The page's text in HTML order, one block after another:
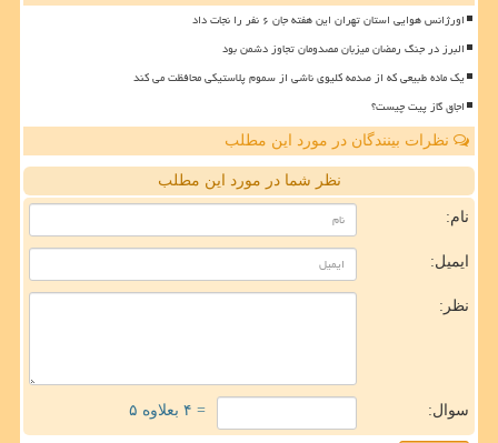
اورژانس هوایی استان تهران این هفته جان ۶ نفر را نجات داد
البرز در جنگ رمضان میزبان مصدومان تجاوز دشمن بود
یک ماده طبیعی که از صدمه کلیوی ناشی از سموم پلاستیکی محافظت می کند
اجاق گاز پیت چیست؟
نظرات بینندگان در مورد این مطلب
نظر شما در مورد این مطلب
نام:
ایمیل:
نظر:
سوال: = ۴ بعلاوه ۵